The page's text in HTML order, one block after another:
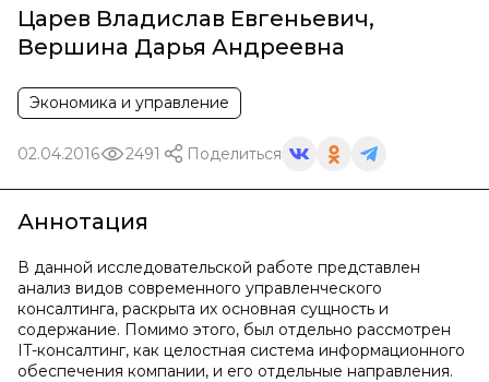
Царев Владислав Евгеньевич,
Вершина Дарья Андреевна
Экономика и управление
02.04.2016 2491 Поделиться
Аннотация
В данной исследовательской работе представлен
анализ видов современного управленческого
консалтинга, раскрыта их основная сущность и
содержание. Помимо этого, был отдельно рассмотрен
IT-консалтинг, как целостная система информационного
обеспечения компании, и его отдельные направления.